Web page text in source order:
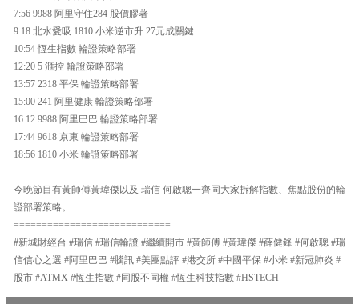
7:56 9988 阿里守住284 股價膠著
9:18 北水愛吸 1810 小米逆市升 27元成關鍵
10:54 恆生指數 輪證策略部署
12:20 5 滙控 輪證策略部署
13:57 2318 平保 輪證策略部署
15:00 241 阿里健康 輪證策略部署
16:12 9988 阿里巴巴 輪證策略部署
17:44 9618 京東 輪證策略部署
18:56 1810 小米 輪證策略部署
今晚節目有黃師傅黃瑋傑以及 瑞信 何啟聰一齊同大家拆解指數、焦點股份的輪
證部署策略。
============================
#新城財經台 #瑞信 #瑞信輪證 #繼續開市 #黃師傅 #黃瑋傑 #薛健鋒 #何啟聰 #瑞
信信心之選 #阿里巴巴 #騰訊 #美團點評 #港交所 #中國平保 #小米 #新冠肺炎 #
股市 #ATMX #恆生指數 #同股不同權 #恆生科技指數 #HSTECH